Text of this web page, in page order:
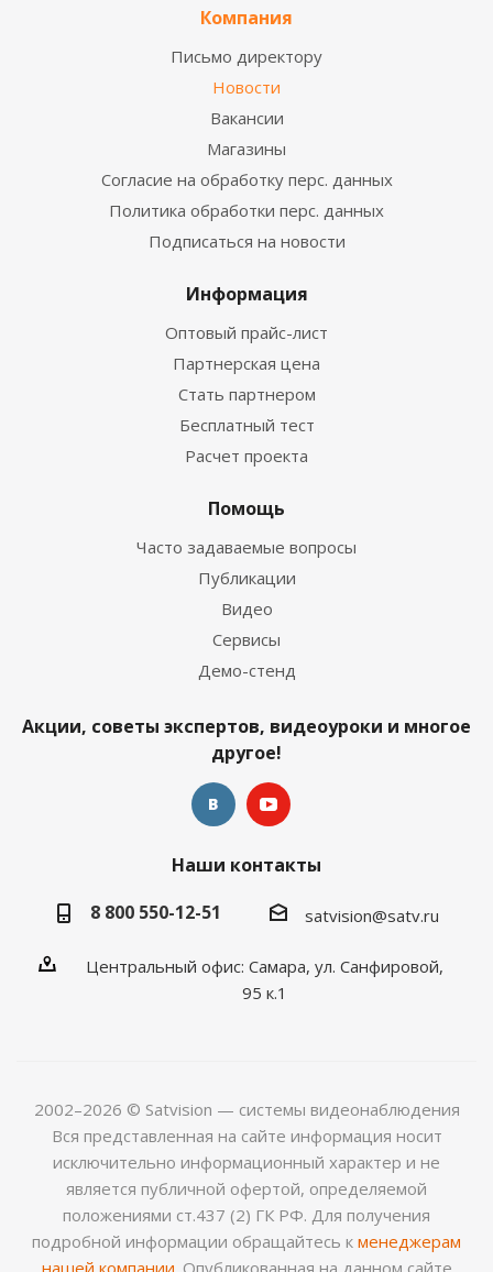
Компания
Письмо директору
Новости
Вакансии
Магазины
Согласие на обработку перс. данных
Политика обработки перс. данных
Подписаться на новости
Информация
Оптовый прайс-лист
Партнерская цена
Стать партнером
Бесплатный тест
Расчет проекта
Помощь
Часто задаваемые вопросы
Публикации
Видео
Сервисы
Демо-стенд
Акции, советы экспертов, видеоуроки и многое
другое!
Наши контакты
8 800 550-12-51
satvision@satv.ru
Центральный офис: Самара, ул. Санфировой,
95 к.1
2002–2026 © Satvision — системы видеонаблюдения
Вся представленная на сайте информация носит
исключительно информационный характер и не
является публичной офертой, определяемой
положениями ст.437 (2) ГК РФ. Для получения
подробной информации обращайтесь к менеджерам